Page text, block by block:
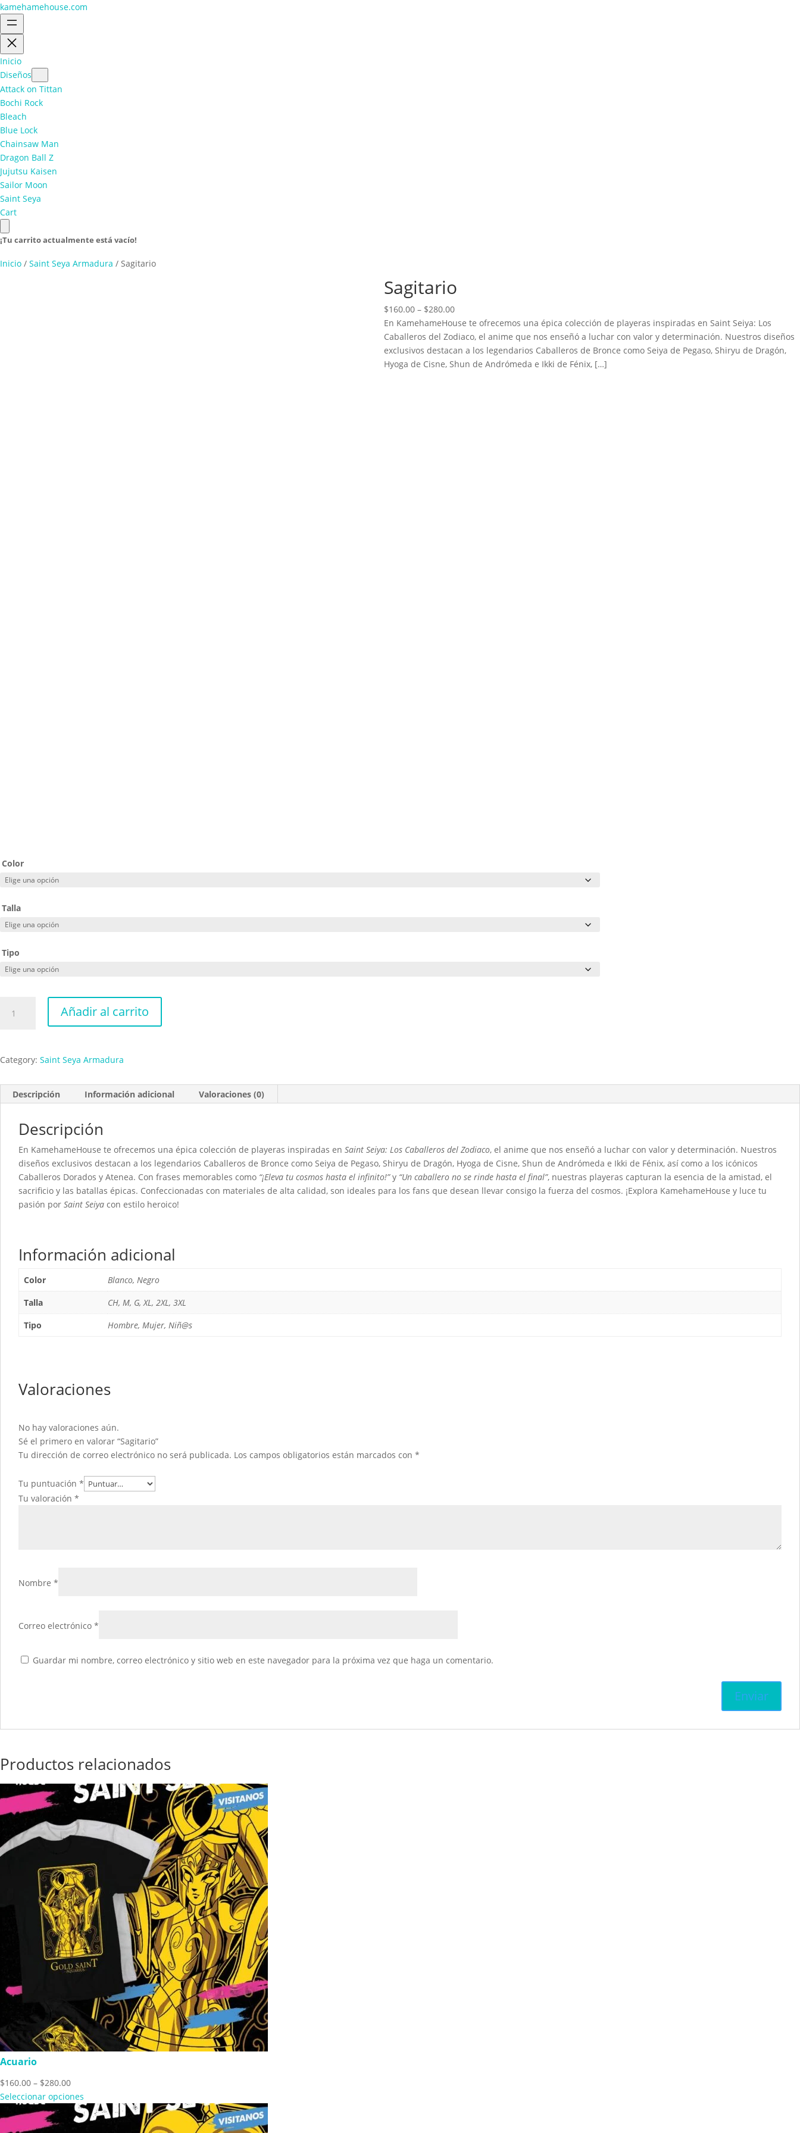
kamehamehouse.com
Inicio
Diseños
Attack on Tittan
Bochi Rock
Bleach
Blue Lock
Chainsaw Man
Dragon Ball Z
Jujutsu Kaisen
Sailor Moon
Saint Seya
Cart
¡Tu carrito actualmente está vacío!
Inicio / Saint Seya Armadura / Sagitario
Sagitario
$160.00 – $280.00Price
range:
$160.00
through
$280.00
En KamehameHouse te ofrecemos una épica colección de playeras inspiradas en Saint Seiya: Los
Caballeros del Zodiaco, el anime que nos enseñó a luchar con valor y determinación. Nuestros diseños
exclusivos destacan a los legendarios Caballeros de Bronce como Seiya de Pegaso, Shiryu de Dragón,
Hyoga de Cisne, Shun de Andrómeda e Ikki de Fénix, […]
Color
Talla
Tipo
cantidad
Añadir al carrito
Category: Saint Seya Armadura
Descripción Información adicional Valoraciones (0)
Descripción
En KamehameHouse te ofrecemos una épica colección de playeras inspiradas en Saint Seiya: Los Caballeros del Zodiaco, el anime que nos enseñó a luchar con valor y determinación. Nuestros
diseños exclusivos destacan a los legendarios Caballeros de Bronce como Seiya de Pegaso, Shiryu de Dragón, Hyoga de Cisne, Shun de Andrómeda e Ikki de Fénix, así como a los icónicos
Caballeros Dorados y Atenea. Con frases memorables como “¡Eleva tu cosmos hasta el infinito!”y “Un caballero no se rinde hasta el final”, nuestras playeras capturan la esencia de la amistad, el
sacrificio y las batallas épicas. Confeccionadas con materiales de alta calidad, son ideales para los fans que desean llevar consigo la fuerza del cosmos. ¡Explora KamehameHouse y luce tu
pasión por Saint Seiya con estilo heroico!
Información adicional
Color
Blanco, Negro
Talla
CH, M, G, XL, 2XL, 3XL
Tipo
Hombre, Mujer, Niñ@s
Valoraciones
No hay valoraciones aún.
Sé el primero en valorar “Sagitario”
Tu dirección de correo electrónico no será publicada. Los campos obligatorios están marcados con *
Tu puntuación *
Tu valoración *
Nombre *
Correo electrónico *
Guardar mi nombre, correo electrónico y sitio web en este navegador para la próxima vez que haga un comentario.
Productos relacionados
Acuario
$160.00 – $280.00Price
range:
$160.00
through
Seleccionar opciones